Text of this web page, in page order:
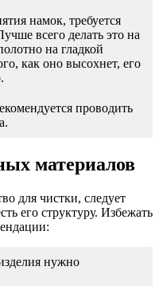
намок, требуется
всего делать это на
на гладкой
как оно высохнет, его
проводить
материалов
для чистки, следует
его структуру. Избежать
нужно